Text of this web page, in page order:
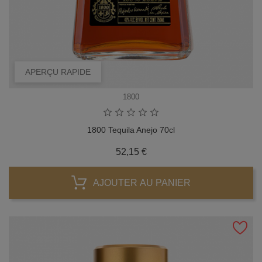
APERÇU RAPIDE
1800
1800 Tequila Anejo 70cl
52,15 €Prix
AJOUTER AU PANIER